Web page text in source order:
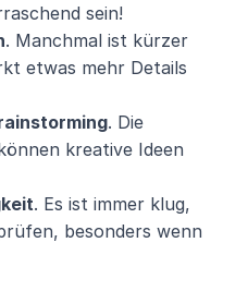
sein!
. Manchmal ist kürzer
etwas mehr Details
. Die
kreative Ideen
. Es ist immer klug,
besonders wenn